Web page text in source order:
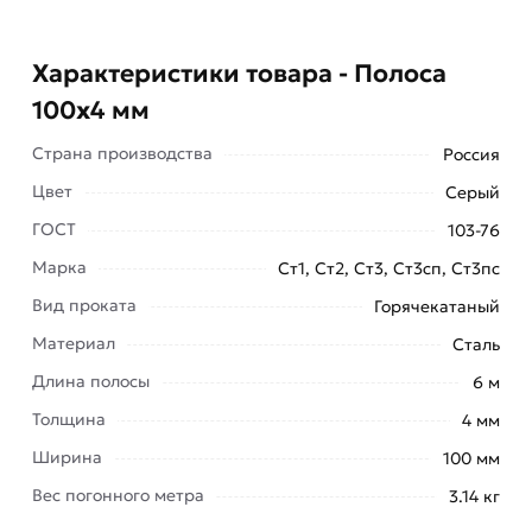
Полоса 100х4 мм горячекатаная широко
распространена в самых разных направлениях
деятельности, причем спрос на нее продолжает
расти с каждым днем.
Продукция активно применяется в областях
строительства, мото-, судо-, авиастроении,
производстве, дизайне, машино-, станко- и
Характеристики товара - Полоса
100х4 мм
Страна производства
Россия
Цвет
Серый
ГОСТ
103-76
Марка
Ст1, Ст2, Ст3, Ст3сп, Ст3пс
Вид проката
Горячекатаный
Материал
Сталь
Длина полосы
6 м
Толщина
4 мм
Ширина
100 мм
Вес погонного метра
3.14 кг